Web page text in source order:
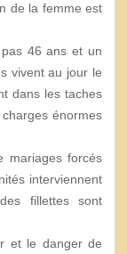
de la femme est
46 ans et un
vivent au jour le
dans les taches
énormes
mariages forcés
interviennent
fillettes sont
et le danger de